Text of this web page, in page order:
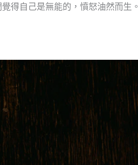
得自己是無能的，憤怒油然而生。